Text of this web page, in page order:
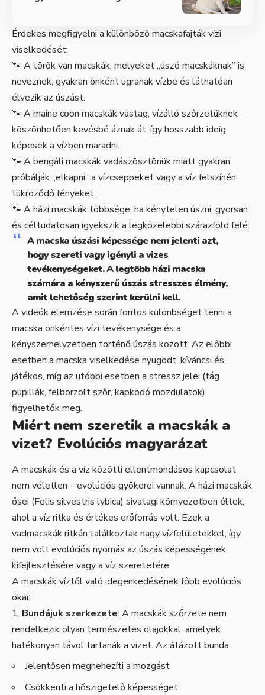
Érdekes megfigyelni a különböző macskafajták vízi
viselkedését:
🐾 A török van macskák, melyeket „úszó macskáknak” is
neveznek, gyakran önként ugranak vízbe és láthatóan
élvezik az úszást.
🐾 A maine coon macskák vastag, vízálló szőrzetüknek
köszönhetően kevésbé áznak át, így hosszabb ideig
képesek a vízben maradni.
🐾 A bengáli macskák vadászösztönük miatt gyakran
próbálják „elkapni” a vízcseppeket vagy a víz felszínén
tükröződő fényeket.
🐾 A házi macskák többsége, ha kénytelen úszni, gyorsan
és céltudatosan igyekszik a legközelebbi szárazföld felé.
A macska úszási képessége nem jelenti azt,
hogy szereti vagy igényli a vizes
tevékenységeket. A legtöbb házi macska
számára a kényszerű úszás stresszes élmény,
amit lehetőség szerint kerülni kell.
A videók elemzése során fontos különbséget tenni a
macska önkéntes vízi tevékenysége és a
kényszerhelyzetben történő úszás között. Az előbbi
esetben a macska viselkedése nyugodt, kíváncsi és
játékos, míg az utóbbi esetben a stressz jelei (tág
pupillák, felborzolt szőr, kapkodó mozdulatok)
figyelhetők meg.
Miért nem szeretik a macskák a
vizet? Evolúciós magyarázat
A macskák és a víz közötti ellentmondásos kapcsolat
nem véletlen – evolúciós gyökerei vannak. A házi macskák
ősei (Felis silvestris lybica) sivatagi környezetben éltek,
ahol a víz ritka és értékes erőforrás volt. Ezek a
vadmacskák ritkán találkoztak nagy vízfelületekkel, így
nem volt evolúciós nyomás az úszás képességének
kifejlesztésére vagy a víz szeretetére.
A macskák víztől való idegenkedésének főbb evolúciós
okai:
Bundájuk szerkezete: A macskák szőrzete nem
rendelkezik olyan természetes olajokkal, amelyek
hatékonyan távol tartanák a vizet. Az átázott bunda:
Jelentősen megnehezíti a mozgást
Csökkenti a hőszigetelő képességet